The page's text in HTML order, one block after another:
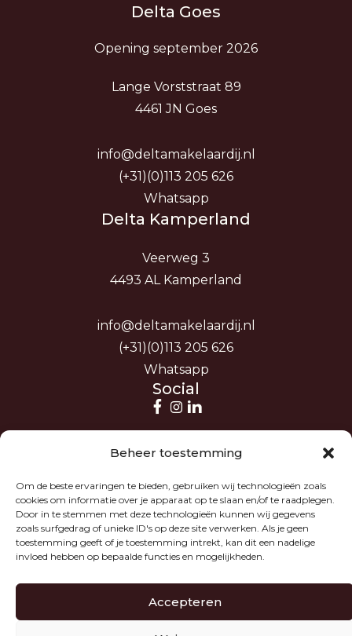
Beheer toestemming
Om de beste ervaringen te bieden, gebruiken wij technologieën zoals
cookies om informatie over je apparaat op te slaan en/of te raadplegen.
Door in te stemmen met deze technologieën kunnen wij gegevens
zoals surfgedrag of unieke ID's op deze site verwerken. Als je geen
toestemming geeft of je toestemming intrekt, kan dit een nadelige
invloed hebben op bepaalde functies en mogelijkheden.
Accepteren
Delta Goes
Opening september 2026
Lange Vorststraat 89
4461 JN Goes
info@deltamakelaardij.nl
(+31)(0)113 205 626
Whatsapp
Delta Kamperland
Veerweg 3
4493 AL Kamperland
info@deltamakelaardij.nl
(+31)(0)113 205 626
Whatsapp
Social